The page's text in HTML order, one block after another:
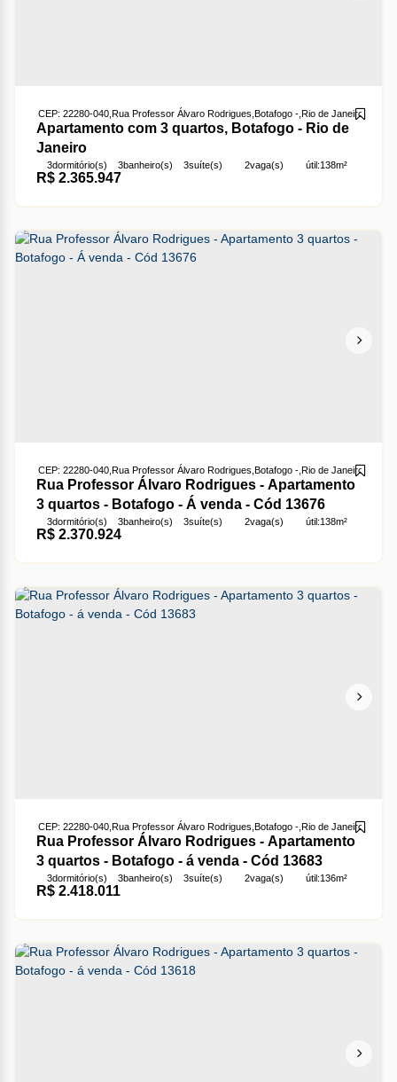
Apartamento com 3 quartos, Botafogo - Rio de
Janeiro
R$2.365.947
CEP: 22280-040, Rua Professor Álvaro Rodrigues Botafogo , Rio de Janeiro
3dormitório(s) 3banheiro(s) 3suíte(s) 2vaga(s) útil:138m²
terreno:138m²
Rua Professor Álvaro Rodrigues - Apartamento
3 quartos - Botafogo - Á venda - Cód 13676
R$2.370.924
CEP: 22280-040, Rua Professor Álvaro Rodrigues Botafogo , Rio de Janeiro
3dormitório(s) 3banheiro(s) 3suíte(s) 2vaga(s) útil:138m²
terreno:138m²
Rua Professor Álvaro Rodrigues - Apartamento
3 quartos - Botafogo - á venda - Cód 13683
R$2.418.011
CEP: 22280-040, Rua Professor Álvaro Rodrigues Botafogo , Rio de Janeiro
3dormitório(s) 3banheiro(s) 3suíte(s) 2vaga(s) útil:136m²
terreno: 136m²